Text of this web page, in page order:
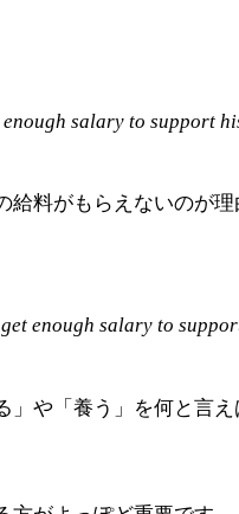
salary to support
料がもらえないのが
enough salary to
や「養う」を何と言